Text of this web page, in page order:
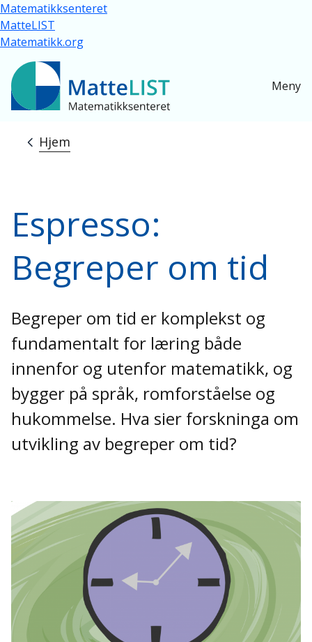
Hopp til hovedinnhold
Matematikksenteret
MatteLIST
Matematikk.org
Meny
Navigasjonssti
Hjem
Espresso:
Begreper om tid
Begreper om tid er komplekst og
fundamentalt for læring både
innenfor og utenfor matematikk, og
bygger på språk, romforståelse og
hukommelse. Hva sier forskninga om
utvikling av begreper om tid?